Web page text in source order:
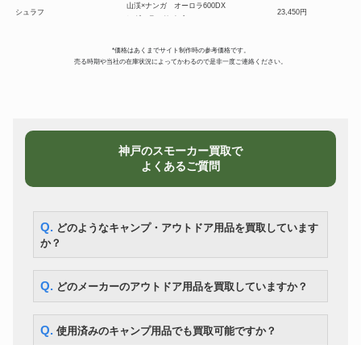
シュラフ
山渓×ナンガ オーロラ600DX
レギュラーサイズ
23,450円
型石油ストーブ
tent-Mark
ティドーム L
テント
東京クラフト モントープ オプシ
PANEL グレート ドゥーブル XL-
12,600円
スノーピーク TAKIBIタープオク
タ TP-430
トレッキングシューズ MONTURA YARU GTX 27.5cm 8,400円
トレッキングシューズ 21,700円
snow peak フィールドクッカー
*価格はあくまでサイト制作時の参考価格です。
売る時期や当社の在庫状況によってかわるので是非一度ご連絡ください。
神戸のスモーカー買取で
よくあるご質問
Q. どのようなキャンプ・アウトドア用品を買取しています
か？
Q. どのメーカーのアウトドア用品を買取していますか？
Q. 使用済みのキャンプ用品でも買取可能ですか？